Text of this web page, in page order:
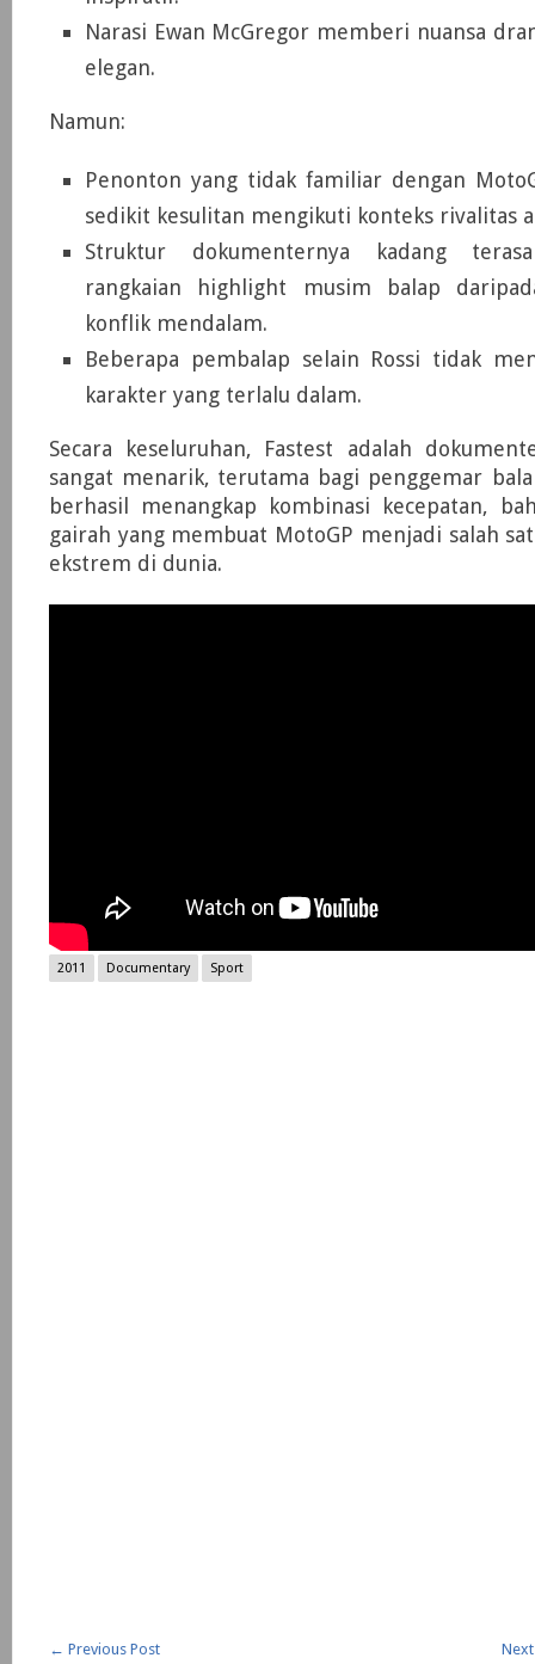
Narasi Ewan McGregor memberi nuansa
elegan.
Namun:
Penonton yang tidak familiar dengan
sedikit kesulitan mengikuti konteks rivalitas
Struktur dokumenternya kadang
rangkaian highlight musim balap
konflik mendalam.
Beberapa pembalap selain Rossi tidak
karakter yang terlalu dalam.
Secara keseluruhan, Fastest adalah
sangat menarik, terutama bagi penggemar
berhasil menangkap kombinasi kecepatan,
gairah yang membuat MotoGP menjadi salah
ekstrem di dunia.
2011 Documentary Sport
← Previous Post